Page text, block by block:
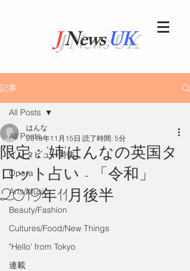
JNewsUK
記事
All Posts
インタビュー特集
Opera
Arts/Music
Beauty/Fashion
Cultures/Food/New Things
"Hello' from Tokyo
連載
All Posts
限定：’姉’はんなの英国タ
ロット占い - 「令和」
2019年11月後半
はんな
2019年11月15日 読了時間: 5分